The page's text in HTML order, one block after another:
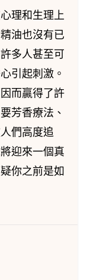
理和生理上
油也沒有已
多人甚至可
引起刺激。
而贏得了許
芳香療法、
們高度追
迎來一個真
你之前是如